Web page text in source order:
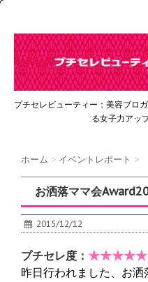
プチセレビューティー：美容ブロ
る女子力アッ
ホーム > イベントレポート >
お洒落ママ会
2015/12/12
プチセレ度： ★★★★★
昨日行われました、お